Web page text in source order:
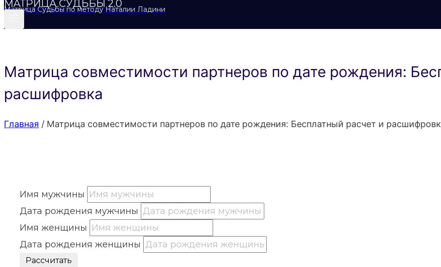
МАТРИЦА СУДЬБЫ 2.0
Матрица Судьбы по методу Наталии Ладини
Матрица совместимости партнеров по дате рождения:
расшифровка
Главная / Матрица совместимости партнеров по дате рождения: Бесплатный расчет и
Имя мужчины
Дата рождения мужчины
Имя женщины
Дата рождения женщины
Рассчитать